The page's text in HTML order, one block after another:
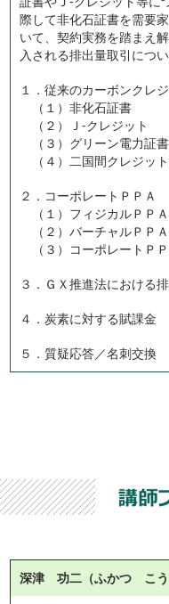
際して非化石証書を需要
いて、契約実務を踏まえ
入される排出量取引につ
１．従来のカーボンクレ
（１）非化石証書
（２）Ｊ-クレジット
（３）グリーン電力証書
（４）二国間クレジット
２．コーポレートＰＰＡ
（１）フィジカルＰＰＡ
（２）バーチャルＰＰＡ
（３）コーポレートＰ
３．ＧＸ推進法における
４．炭素に対する賦課金
５．質疑応答／名刺交換
深津 功二（ふかつ こ